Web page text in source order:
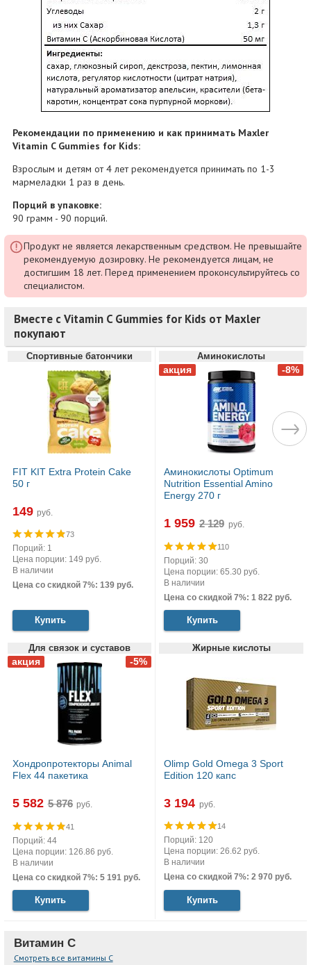
Рекомендации по применению и как принимать Maxler
Vitamin C Gummies for Kids:
Взрослым и детям от 4 лет рекомендуется принимать по 1-3
мармеладки 1 раз в день.
Порций в упаковке:
90 грамм - 90 порций.
Продукт не является лекарственным средством. Не превышайте
рекомендуемую дозировку. Не рекомендуется лицам, не
достигшим 18 лет. Перед применением проконсультируйтесь со
специалистом.
Вместе с Vitamin C Gummies for Kids от Maxler
покупают
Спортивные батончики
FIT KIT Extra Protein Cake
50 г
149 руб.
73
Порций: 1
Цена порции: 149 руб.
В наличии
Цена со скидкой 7%: 139 руб.
Купить
Аминокислоты
Аминокислоты Optimum
Nutrition Essential Amino
Energy 270 г
1 959 руб.
110
Порций: 30
Цена порции: 65.30 руб.
В наличии
Цена со скидкой 7%: 1 822 руб.
Купить
Для связок и суставов
Хондропротекторы Animal
Flex 44 пакетика
5 582 руб.
41
Порций: 44
Цена порции: 126.86 руб.
В наличии
Цена со скидкой 7%: 5 191 руб.
Купить
Жирные кислоты
Olimp Gold Omega 3 Sport
Edition 120 капс
3 194 руб.
14
Порций: 120
Цена порции: 26.62 руб.
В наличии
Цена со скидкой 7%: 2 970 руб.
Купить
Витамин С
Смотреть все витамины С